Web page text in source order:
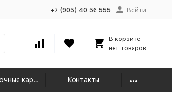
+7 (905) 40 56 555 Войти
В корзине
нет товаров
Подарочные карты Контакты